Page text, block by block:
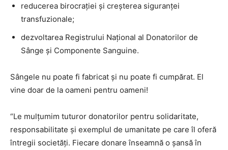
reducerea birocrației și creșterea siguranței
transfuzionale;
dezvoltarea Registrului Național al Donatorilor de
Sânge și Componente Sanguine.
Sângele nu poate fi fabricat și nu poate fi cumpărat. El
vine doar de la oameni pentru oameni!
“Le mulțumim tuturor donatorilor pentru solidaritate,
responsabilitate și exemplul de umanitate pe care îl oferă
întregii societăți. Fiecare donare înseamnă o șansă în